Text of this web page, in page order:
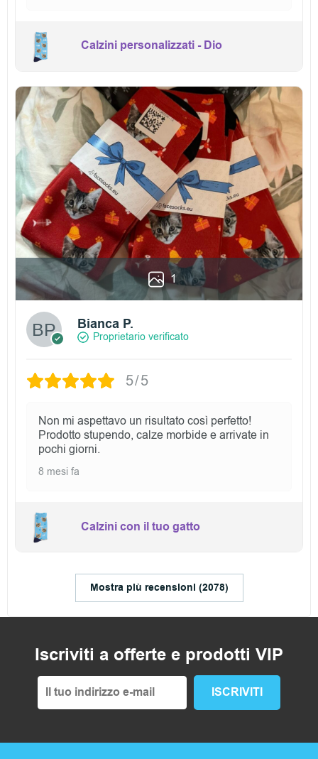
Calzini personalizzati - Dio
1
Bianca P.
Proprietario verificato
5/5
Non mi aspettavo un risultato così perfetto!
Prodotto stupendo, calze morbide e arrivate in
pochi giorni.
8 mesi fa
Calzini con il tuo gatto
Mostra più recensioni (2078)
Iscriviti a offerte e prodotti VIP